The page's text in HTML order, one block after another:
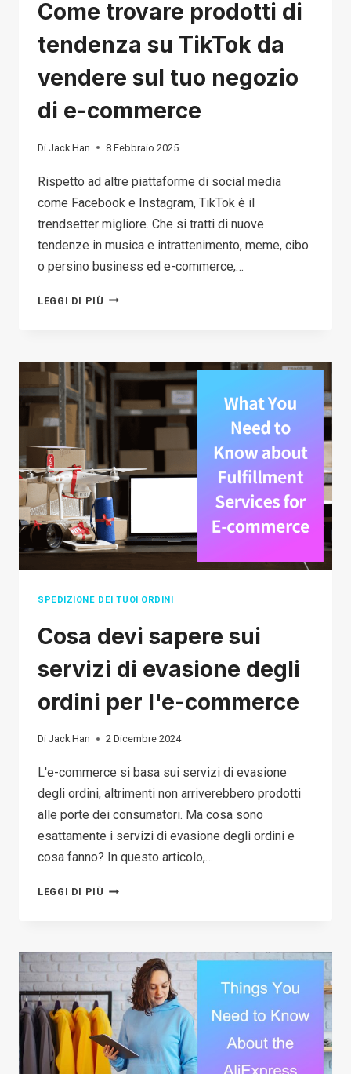
Come trovare prodotti di
tendenza su TikTok da
vendere sul tuo negozio
di e-commerce
Di Jack Han 8 Febbraio 2025
Rispetto ad altre piattaforme di social media
come Facebook e Instagram, TikTok è il
trendsetter migliore. Che si tratti di nuove
tendenze in musica e intrattenimento, meme, cibo
o persino business ed e-commerce,…
LEGGI DI PIÙ COME
DI
TENDENZA
SU
VENDERE
TUO
NEGOZIO
DI
E-
COMMERCE
SPEDIZIONE DEI TUOI ORDINI
Cosa devi sapere sui
servizi di evasione degli
ordini per l'e-commerce
Di Jack Han 2 Dicembre 2024
L'e-commerce si basa sui servizi di evasione
degli ordini, altrimenti non arriverebbero prodotti
alle porte dei consumatori. Ma cosa sono
esattamente i servizi di evasione degli ordini e
cosa fanno? In questo articolo,…
LEGGI DI PIÙ COSA
SUI
SERVIZI
DI
EVASIONE
DEGLI
ORDINI